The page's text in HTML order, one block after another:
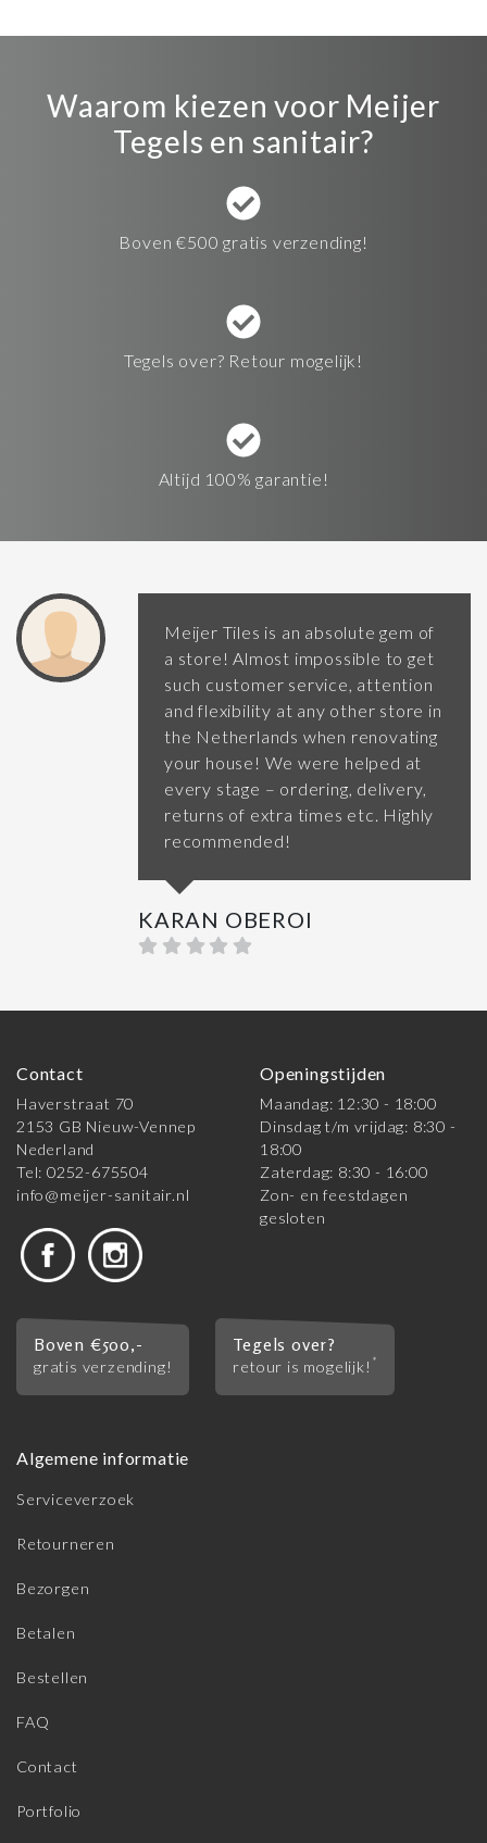
Waarom kiezen voor Meijer
Tegels en sanitair?
Boven €500 gratis verzending!
Tegels over? Retour mogelijk!
Altijd 100% garantie!
Meijer Tiles is an absolute gem of
a store! Almost impossible to get
such customer service, attention
and flexibility at any other store in
the Netherlands when renovating
your house! We were helped at
every stage – ordering, delivery,
returns of extra times etc. Highly
recommended!
KARAN OBEROI
Contact
Haverstraat 70
2153 GB Nieuw-Vennep
Nederland
Tel: 0252-675504
info@meijer-sanitair.nl
Openingstijden
Maandag: 12:30 - 18:00
Dinsdag t/m vrijdag: 8:30 -
18:00
Zaterdag: 8:30 - 16:00
Zon- en feestdagen
gesloten
Boven €500,-
gratis verzending!
Tegels over?
retour is mogelijk! *
Algemene informatie
Serviceverzoek
Retourneren
Bezorgen
Betalen
Bestellen
FAQ
Contact
Portfolio